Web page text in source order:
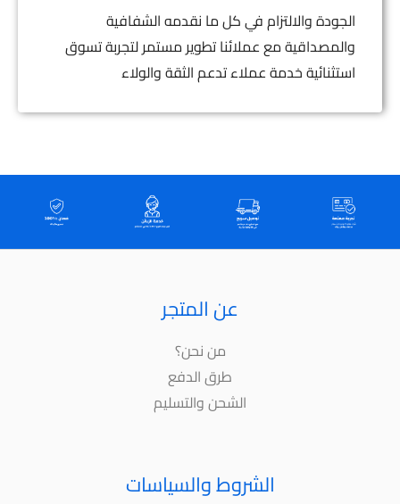
الجودة والالتزام في كل ما نقدمه الشفافية
والمصداقية مع عملائنا تطوير مستمر لتجربة تسوق
استثنائية خدمة عملاء تدعم الثقة والولاء
عن المتجر
من نحن؟
طرق الدفع
الشحن والتسليم
الشروط والسياسات